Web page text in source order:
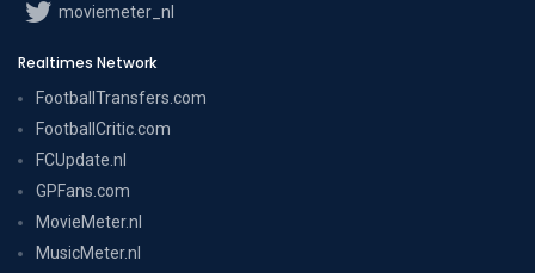
moviemeter_nl
Realtimes Network
FootballTransfers.com
FootballCritic.com
FCUpdate.nl
GPFans.com
MovieMeter.nl
MusicMeter.nl